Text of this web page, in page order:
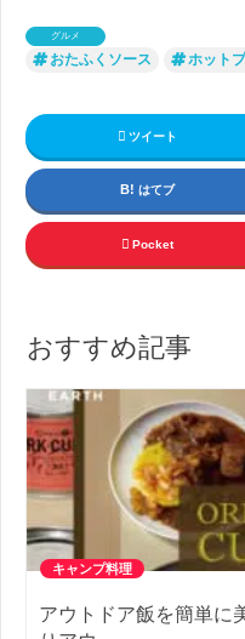
グルメ
おたふくソース ホット
ツイート
はてブ
Pocket
おすすめ記事
キャンプ料理
アウトドア飯を簡単に